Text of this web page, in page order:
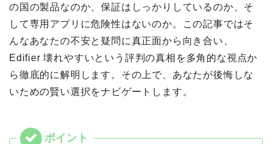
の国の製品なのか、保証はしっかりしているのか、そ
して専用アプリに危険性はないのか。この記事ではそ
んなあなたの不安と疑問に真正面から向き合い、
Edifier 壊れやすいという評判の真相を多角的な視点か
ら徹底的に解明します。その上で、あなたが後悔しな
いための賢い選択をナビゲートします。